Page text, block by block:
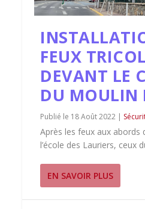
FEUX
DEVANT LE
DU MOULIN
18 Août 2022 |
Après les feux aux abords
l’école des Lauriers, ceux
EN SAVOIR PLUS